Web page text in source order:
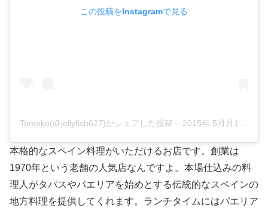
この投稿をInstagramで見る
Tomoko(@jellyfish627)がシェアした投稿 – 2015年 5月月18日午前7時03分PDT
本格的なスペイン料理がいただけるお店です。創業は
1970年という老舗の人気店なんですよ。本場仕込みの料
理人がタパスやパエリアを始めとする伝統的なスペインの
地方料理を提供してくれます。ランチタイムにはパエリア